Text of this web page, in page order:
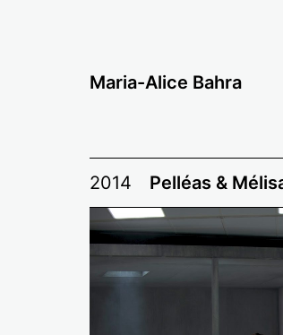
Maria-Alice Bahra
2014 Pelléas &